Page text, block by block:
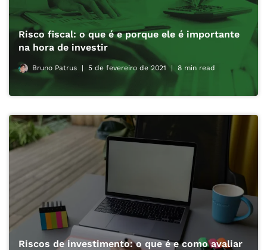
Risco fiscal: o que é e porque ele é importante
na hora de investir
Bruno Patrus 5 de fevereiro de 2021 8 min read
Riscos de investimento: o que é e como avaliar